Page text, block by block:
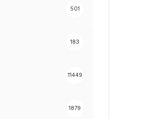
501
183
11449
1879